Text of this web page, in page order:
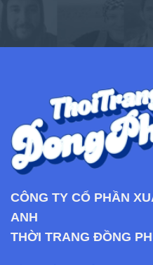
CÔNG TY CỔ PHẦN
ANH
THỜI TRANG ĐỒNG